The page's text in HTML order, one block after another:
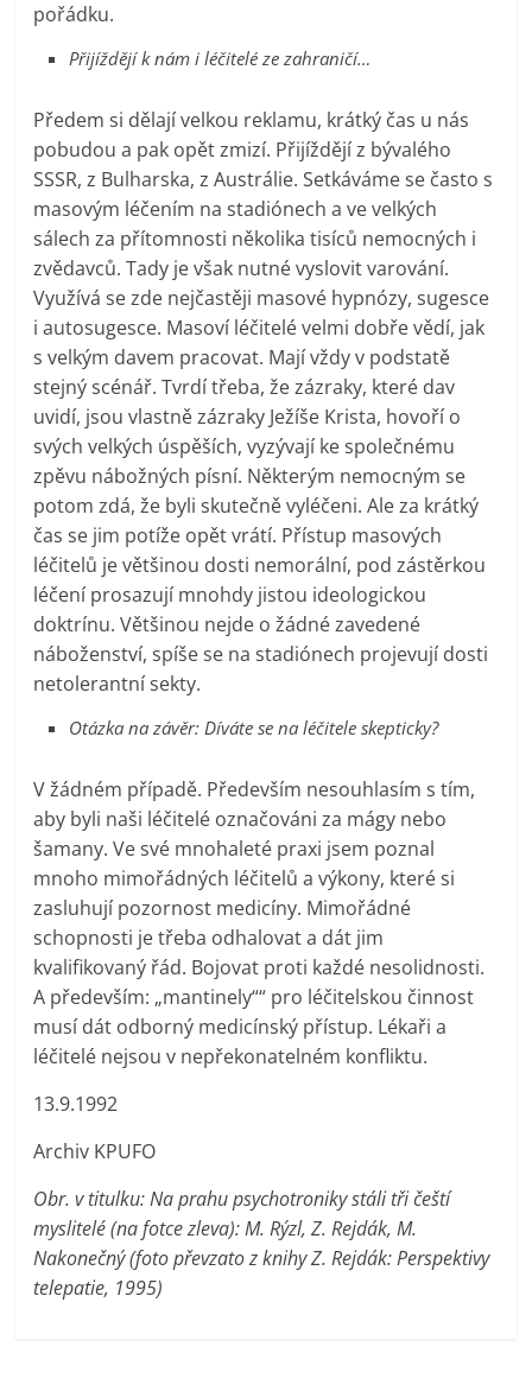
pořádku.
Přijíždějí k nám i léčitelé ze zahraničí…
Předem si dělají velkou reklamu, krátký čas u nás
pobudou a pak opět zmizí. Přijíždějí z bývalého
SSSR, z Bulharska, z Austrálie. Setkáváme se často s
masovým léčením na stadiónech a ve velkých
sálech za přítomnosti několika tisíců nemocných i
zvědavců. Tady je však nutné vyslovit varování.
Využívá se zde nejčastěji masové hypnózy, sugesce
i autosugesce. Masoví léčitelé velmi dobře vědí, jak
s velkým davem pracovat. Mají vždy v podstatě
stejný scénář. Tvrdí třeba, že zázraky, které dav
uvidí, jsou vlastně zázraky Ježíše Krista, hovoří o
svých velkých úspěších, vyzývají ke společnému
zpěvu nábožných písní. Některým nemocným se
potom zdá, že byli skutečně vyléčeni. Ale za krátký
čas se jim potíže opět vrátí. Přístup masových
léčitelů je většinou dosti nemorální, pod zástěrkou
léčení prosazují mnohdy jistou ideologickou
doktrínu. Většinou nejde o žádné zavedené
náboženství, spíše se na stadiónech projevují dosti
netolerantní sekty.
Otázka na závěr: Díváte se na léčitele skepticky?
V žádném případě. Především nesouhlasím s tím,
aby byli naši léčitelé označováni za mágy nebo
šamany. Ve své mnohaleté praxi jsem poznal
mnoho mimořádných léčitelů a výkony, které si
zasluhují pozornost medicíny. Mimořádné
schopnosti je třeba odhalovat a dát jim
kvalifikovaný řád. Bojovat proti každé nesolidnosti.
A především: „mantinely““ pro léčitelskou činnost
musí dát odborný medicínský přístup. Lékaři a
léčitelé nejsou v nepřekonatelném konfliktu.
13.9.1992
Archiv KPUFO
Obr. v titulku: Na prahu psychotroniky stáli tři čeští
myslitelé (na fotce zleva): M. Rýzl, Z. Rejdák, M.
Nakonečný (foto převzato z knihy Z. Rejdák: Perspektivy
telepatie, 1995)